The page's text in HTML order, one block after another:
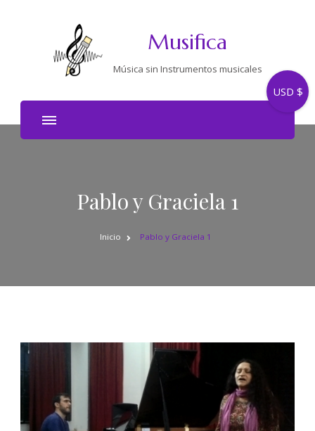
Musifica
Música sin Instrumentos musicales
Pablo y Graciela 1
Inicio Pablo y Graciela 1
USD $